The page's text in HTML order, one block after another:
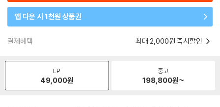
앱 다운 시 1천원 상품권
결제혜택 최대 2,000원 즉시할인
LP
49,000원
중고
198,800원~